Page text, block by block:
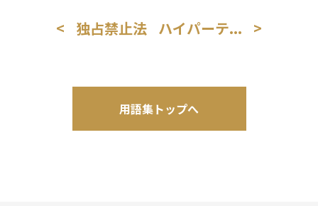
< 独占禁止法 ハイパーテ... >
用語集トップへ